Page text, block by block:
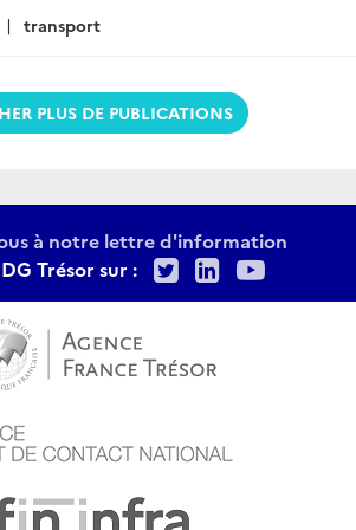
transport
PLUS DE PUBLICATIONS
à notre lettre d'information
Trésor sur :
TwitterLinkedIn